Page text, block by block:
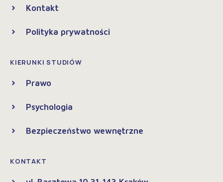
Kontakt
Polityka prywatności
KIERUNKI STUDIÓW
Prawo
Psychologia
Bezpieczeństwo wewnętrzne
KONTAKT